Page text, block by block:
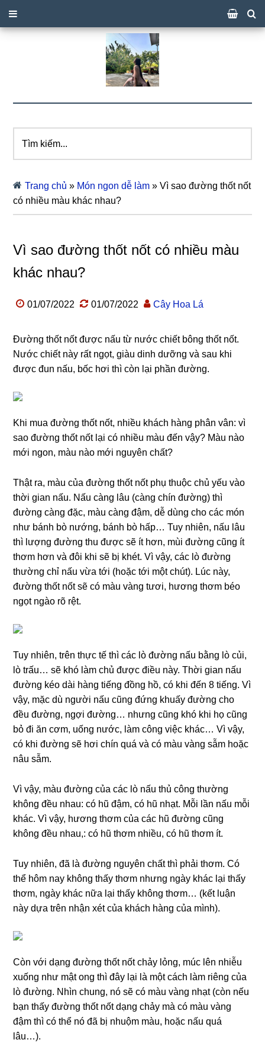
kiếm...
Trang chủ » Món ngon dễ làm »Vì sao đường thốt nốt
có nhiều màu khác nhau?
Vì sao đường thốt nốt có nhiều màu
khác nhau?
01/07/2022 01/07/2022 Cây Hoa Lá
Đường thốt nốt được nấu từ nước chiết bông thốt nốt.
Nước chiết này rất ngọt, giàu dinh dưỡng và sau khi
được đun nấu, bốc hơi thì còn lại phần đường.
Khi mua đường thốt nốt, nhiều khách hàng phân vân: vì
sao đường thốt nốt lại có nhiều màu đến vậy? Màu nào
mới ngon, màu nào mới nguyên chất?
Thật ra, màu của đường thốt nốt phụ thuộc chủ yếu vào
thời gian nấu. Nấu càng lâu (càng chín đường) thì
đường càng đặc, màu càng đậm, dễ dùng cho các món
như bánh bò nướng, bánh bò hấp… Tuy nhiên, nấu lâu
thì lượng đường thu được sẽ ít hơn, mùi đường cũng ít
thơm hơn và đôi khi sẽ bị khét. Vì vậy, các lò đường
thường chỉ nấu vừa tới (hoặc tới một chút). Lúc này,
đường thốt nốt sẽ có màu vàng tươi, hương thơm béo
ngọt ngào rõ rệt.
Tuy nhiên, trên thực tế thì các lò đường nấu bằng lò củi,
lò trấu… sẽ khó làm chủ được điều này. Thời gian nấu
đường kéo dài hàng tiếng đồng hồ, có khi đến 8 tiếng. Vì
vậy, mặc dù người nấu cũng đứng khuấy đường cho
đều đường, ngợi đường… nhưng cũng khó khi họ cũng
bỏ đi ăn cơm, uống nước, làm công việc khác… Vì vậy,
có khi đường sẽ hơi chín quá và có màu vàng sẫm hoặc
nâu sẫm.
Vì vậy, màu đường của các lò nấu thủ công thường
không đều nhau: có hũ đậm, có hũ nhạt. Mỗi lần nấu mỗi
khác. Vì vậy, hương thơm của các hũ đường cũng
không đều nhau,: có hũ thơm nhiều, có hũ thơm ít.
Tuy nhiên, đã là đường nguyên chất thì phải thơm. Có
thể hôm nay không thấy thơm nhưng ngày khác lại thấy
thơm, ngày khác nữa lại thấy không thơm… (kết luận
này dựa trên nhận xét của khách hàng của mình).
Còn với dạng đường thốt nốt chảy lỏng, múc lên nhiễu
xuống như mật ong thì đây lại là một cách làm riêng của
lò đường. Nhìn chung, nó sẽ có màu vàng nhạt (còn nếu
bạn thấy đường thốt nốt dạng chảy mà có màu vàng
đậm thì có thể nó đã bị nhuộm màu, hoặc nấu quá
lâu…).